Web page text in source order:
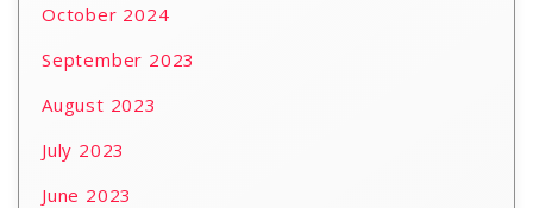
October 2024
September 2023
August 2023
July 2023
June 2023